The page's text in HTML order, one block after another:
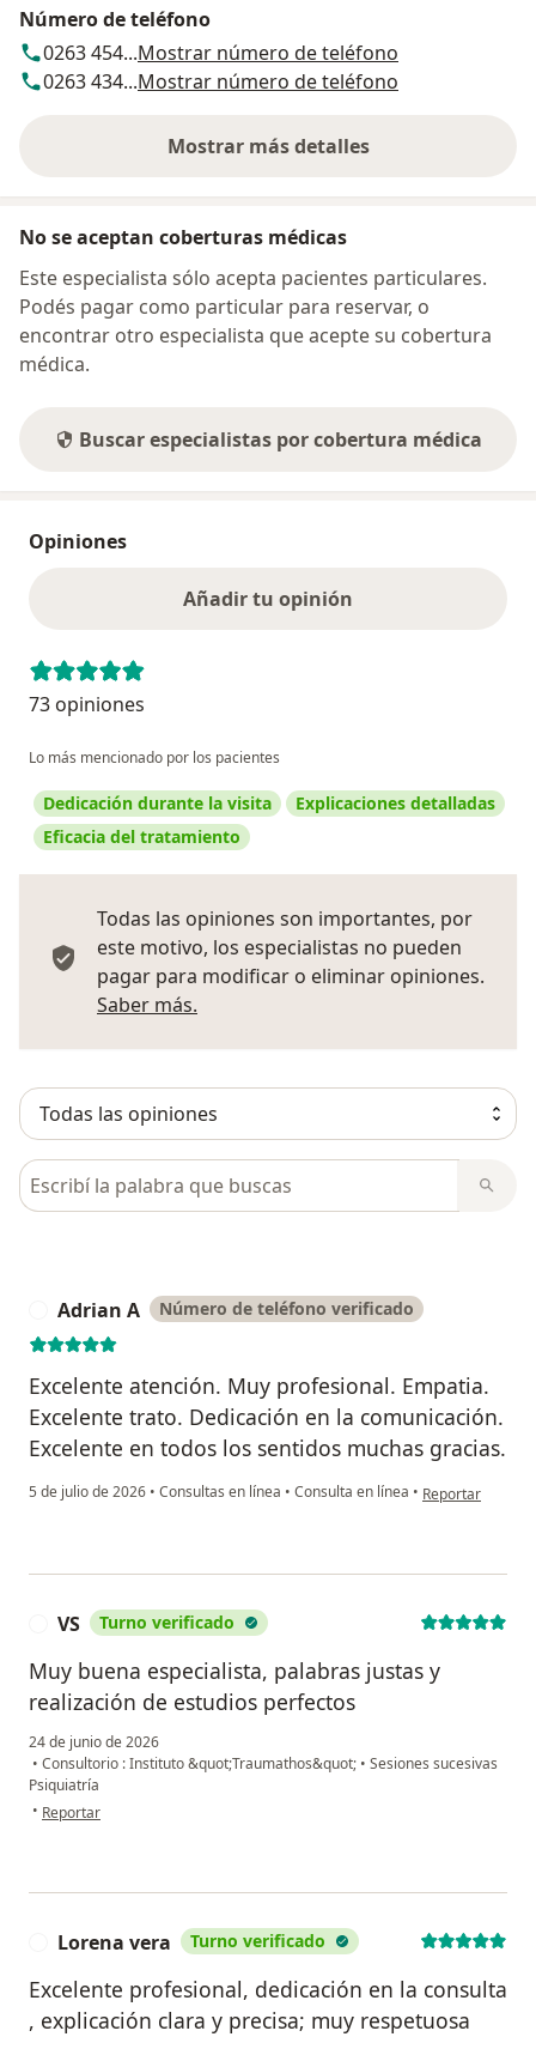
Número de teléfono
0263 454...Mostrar número de teléfono
0263 434...Mostrar número de teléfono
Mostrar más detalles
sobre la dirección
No se aceptan coberturas médicas
Este especialista sólo acepta pacientes particulares.
Podés pagar como particular para reservar, o
encontrar otro especialista que acepte su cobertura
médica.
Buscar especialistas por cobertura médica
Opiniones
Añadir tu opinión
73 opiniones
Lo más mencionado por los pacientes
Dedicación durante la visita
Explicaciones detalladas
Eficacia del tratamiento
Todas las opiniones son importantes, por
este motivo, los especialistas no pueden
pagar para modificar o eliminar opiniones.
Saber más.
Busca en opiniones
Adrian A Número de teléfono verificado
Excelente atención. Muy profesional. Empatia.
Excelente trato. Dedicación en la comunicación.
Excelente en todos los sentidos muchas gracias.
5 de julio de 2026 • Consultas en línea • Consulta en línea • en opinión del
Reportar
VS Turno verificado
Muy buena especialista, palabras justas y
realización de estudios perfectos
24 de junio de 2026
• Consultorio : Instituto &quot;Traumathos&quot; • Sesiones sucesivas
Psiquiatría
• en opinión del usuario VS
Reportar
Lorena vera Turno verificado
Excelente profesional, dedicación en la consulta
, explicación clara y precisa; muy respetuosa